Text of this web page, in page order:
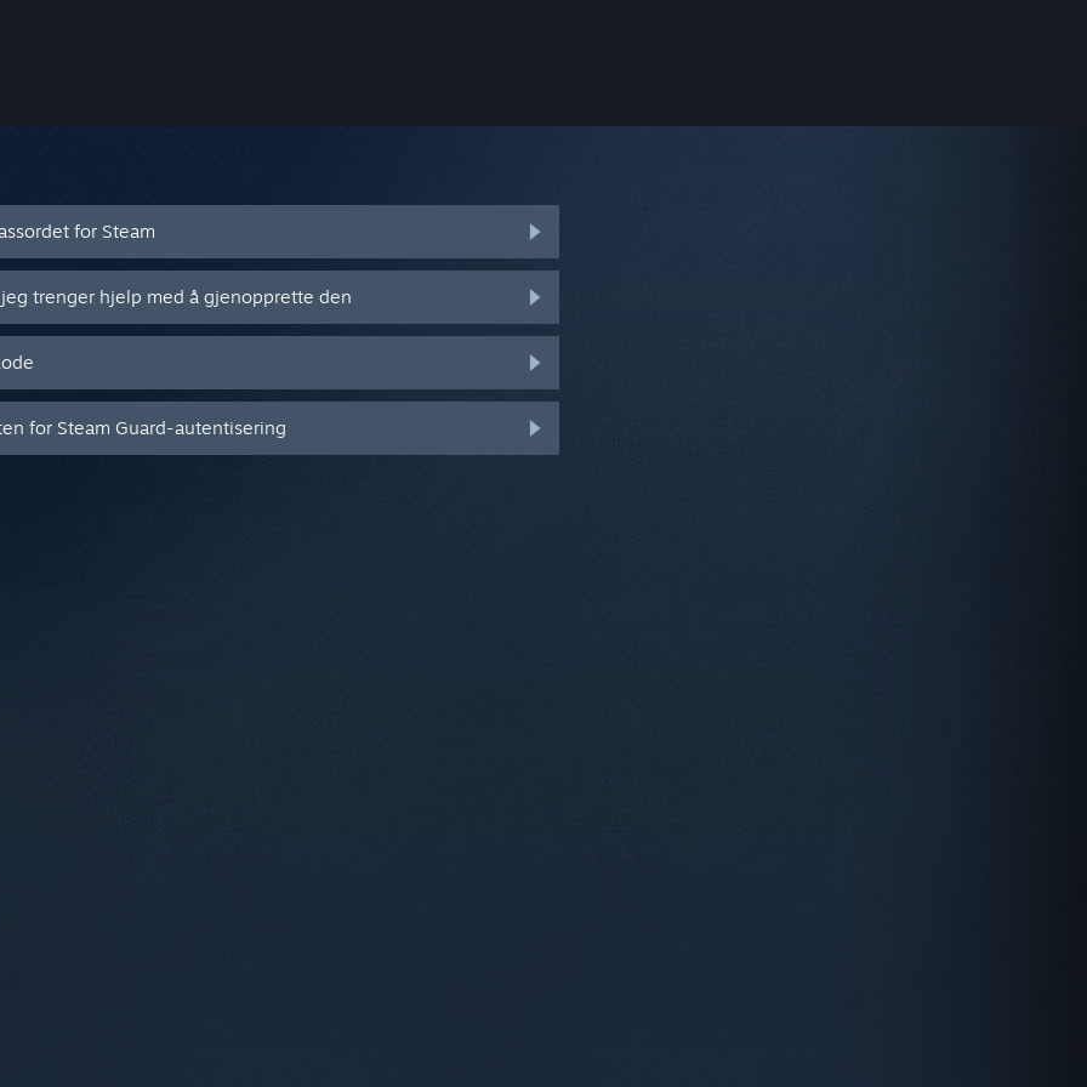
for Steam
trenger hjelp med å gjenopprette den
for Steam Guard-autentisering